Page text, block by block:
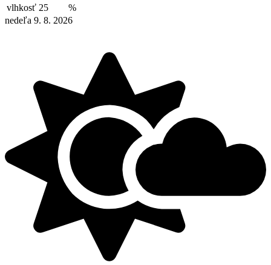
vlhkosť 25
%
nedeľa 9. 8. 2026